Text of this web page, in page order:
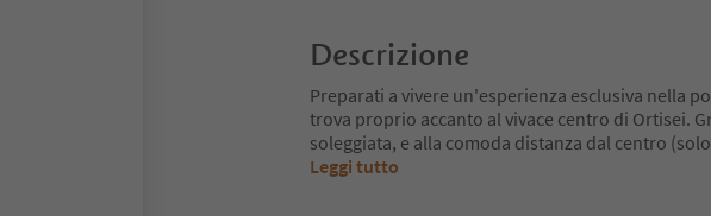
Descrizione
Preparati a vivere un'esperienza esclusiva nella
trova proprio accanto al vivace centro di Ortisei.
soleggiata, e alla comoda distanza dal centro
Leggi tutto